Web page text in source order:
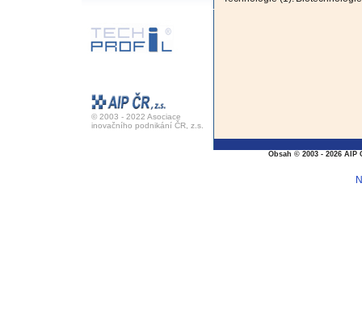
© 2003 - 2022 Asociace
inovačního podnikání ČR, z.s.
Obsah © 2003 - 2026